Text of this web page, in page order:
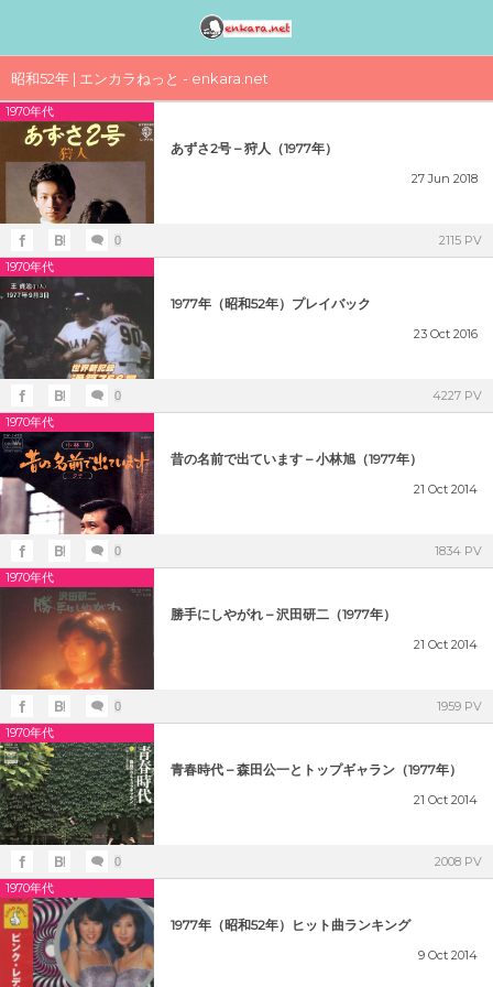
昭和52年 | エンカラねっと - enkara.net
1970年代
あずさ2号 – 狩人（1977年）
27 Jun 2018
0
2115 PV
1970年代
1977年（昭和52年）プレイバック
23 Oct 2016
0
4227 PV
1970年代
昔の名前で出ています – 小林旭（1977年）
21 Oct 2014
0
1834 PV
1970年代
勝手にしやがれ – 沢田研二（1977年）
21 Oct 2014
0
1959 PV
1970年代
青春時代 – 森田公一とトップギャラン（1977年）
21 Oct 2014
0
2008 PV
1970年代
1977年（昭和52年）ヒット曲ランキング
9 Oct 2014
1990年代
女性アイドル歌手（1990年代デビュー）
1990年（平成2年）
シングルTOP100
1991年（平成3年）
シングルTOP100
1992年（平成4年）
シングルTOP100
1993年（平成5年）
シングルTOP100
1994年（平成6年）
シングルTOP100
1995年（平成7年）
シングルTOP100
1996年（平成8年）
シングルTOP100
1997年（平成9年）
シングルTOP100
1998年（平成10年）
シングルTOP100
1999年（平成11年）
シングルTOP100
1980年代
女性アイドル歌手（1980年代デビュー）
1989年（平成元年）ヒット曲ランキング
1987年（昭和62年）ヒット曲ランキング
1986年（昭和61年）ヒット曲ランキング
1985年（昭和60年）プレイバック
1984年（昭和59年）プレイバック
1983年（昭和58年）プレイバック
1982年（昭和57年）プレイバック
1981年（昭和56年）プレイバック
1980年（昭和55年）プレイバック
1970年代
女性アイドル歌手（1970年代デビュー）
1979年（昭和54年）プレイバック
1977年（昭和52年）プレイバック
1976年（昭和51年）プレイバック
1975年（昭和50年）ヒット曲ランキング
1974年（昭和49年）ヒット曲ランキング
1973年（昭和48年）ヒット曲ランキング
1972年（昭和47年）ヒット曲ランキング
1971年（昭和46年）ヒット曲ランキング
1970年（昭和45年）ヒット曲ランキング
邦楽アーティスト検索〈index〉
演歌・歌謡曲〈男性〉人気歌手一覧
演歌・歌謡曲〈女性〉人気歌手一覧
気になる女性演歌歌手（2018 PART-3）
気になる女性演歌歌手（2018 PART-2）
工事中
女性アイドルグループ【動画】
男性音楽グループ – マルチ動画検索
ジャニーズ